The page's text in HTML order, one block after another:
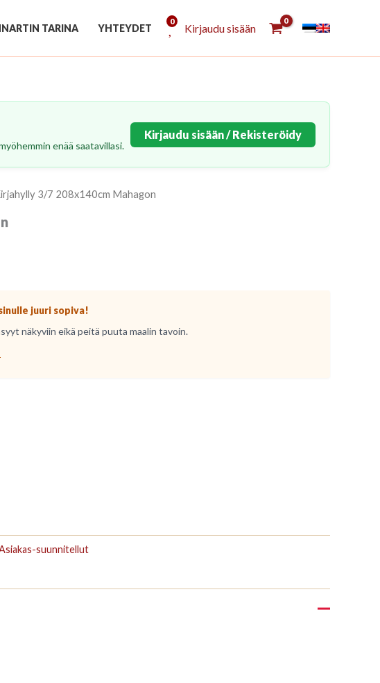
TARINA YHTEYDET
0
Kirjaudu sisään
enää saatavillasi.
Kirjaudu sisään / Rekisteröidy
3/7 208x140cm Mahagon
juuri sopiva!
näkyviin eikä peitä puuta maalin tavoin.
suunnitellut